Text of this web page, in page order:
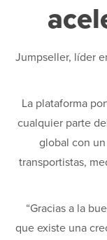
Jumpseller, líder
La plataforma
cualquier parte
global con
transportistas,
“Gracias a la
que existe una